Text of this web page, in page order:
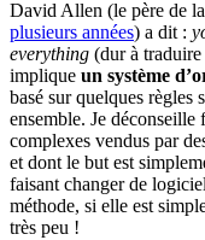
David Allen (le père de la
plusieurs années) a dit :
everything (dur à
implique un système
basé sur quelques règles
ensemble. Je déconseille
complexes vendus par
et dont le but est
faisant changer de
méthode, si elle est
très peu !